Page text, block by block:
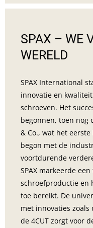
SPAX – WE
WERELD
SPAX International
innovatie en
schroeven. Het
begonnen, toen nog
& Co., wat het
begon met de
voortdurende
SPAX markeerde
schroefproductie en
toe bereikt. De
met innovaties zoals
de 4CUT zorgt voor